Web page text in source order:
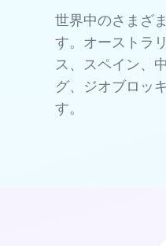
世界中のさまざ
す。オーストラ
ス、スペイン、
グ、ジオブロッ
す。